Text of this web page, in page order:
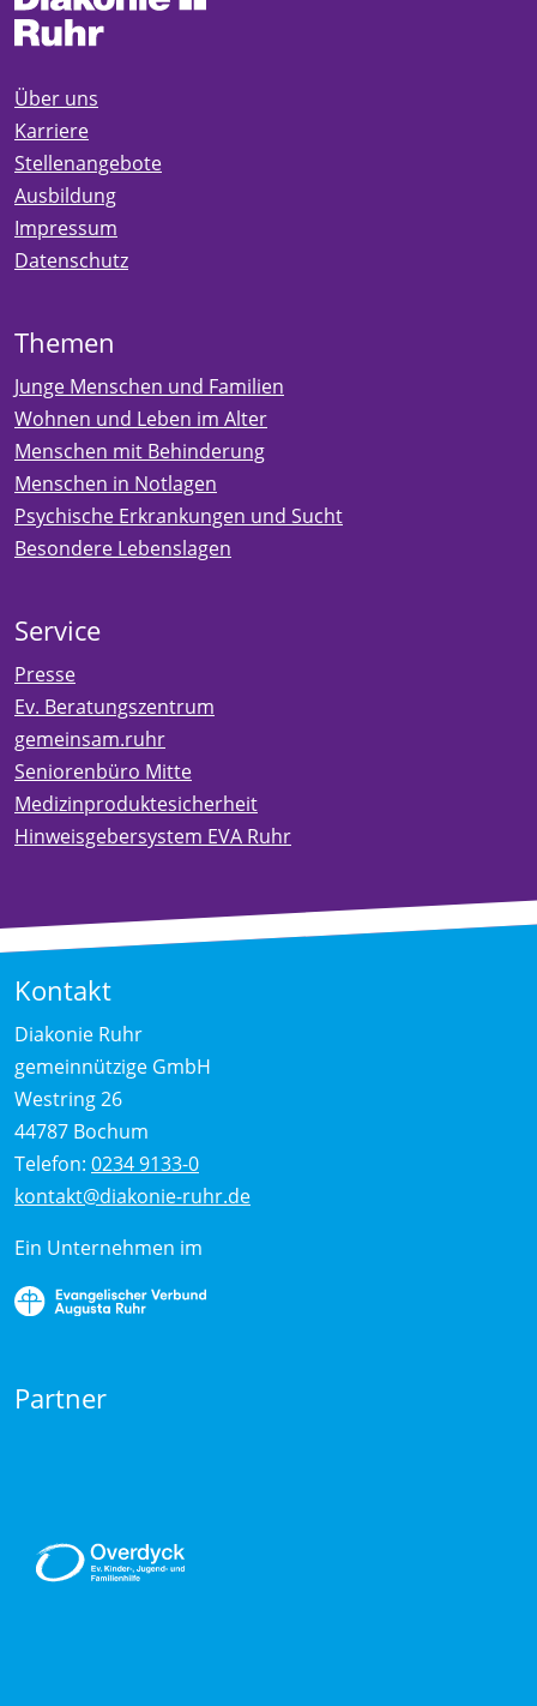
Über uns
Karriere
Stellenangebote
Ausbildung
Impressum
Datenschutz
Themen
Junge Menschen und Familien
Wohnen und Leben im Alter
Menschen mit Behinderung
Menschen in Notlagen
Psychische Erkrankungen und Sucht
Besondere Lebenslagen
Service
Presse
Ev. Beratungszentrum
gemeinsam.ruhr
Seniorenbüro Mitte
Medizinproduktesicherheit
Hinweisgebersystem EVA Ruhr
Kontakt
Diakonie Ruhr
gemeinnützige GmbH
Westring 26
44787 Bochum
Telefon: 0234 9133-0
kontakt@diakonie-ruhr.de
Ein Unternehmen im
Partner